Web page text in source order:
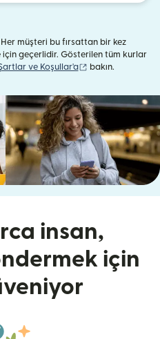
müşteri bu fırsattan bir kez
için geçerlidir. Gösterilen tüm kurlar
ve Koşullar'a (yeni pencerede
bakın.
insan,
için